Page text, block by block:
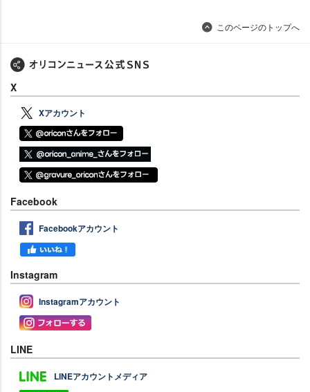
このページのトップへ
X
Xアカウント
Facebook
Facebookアカウント
Instagram
Instagramアカウント
LINE
LINEアカウントメディア